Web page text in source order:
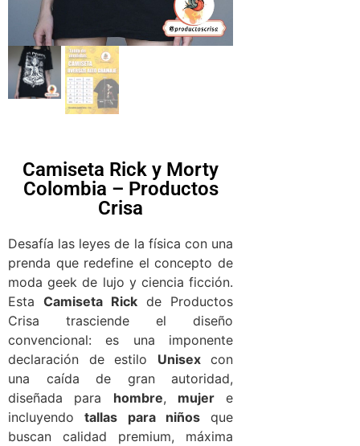
Camiseta Rick y Morty
Colombia – Productos
Crisa
Desafía las leyes de la física con una
prenda que redefine el concepto de
moda geek de lujo y ciencia ficción.
Esta Camiseta Rick de Productos
Crisa trasciende el diseño
convencional: es una imponente
declaración de estilo Unisexcon
una caída de gran autoridad,
diseñada para hombre, mujere
incluyendotallas para niñosque
buscan calidad premium, máxima